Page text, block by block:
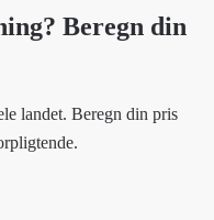
Beregn din
landet. Beregn din pris